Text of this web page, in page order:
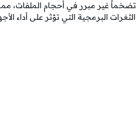
غير مبرر في أحجام الملفات،
التعامل مع الثغرات البرمجية التي تؤثر على